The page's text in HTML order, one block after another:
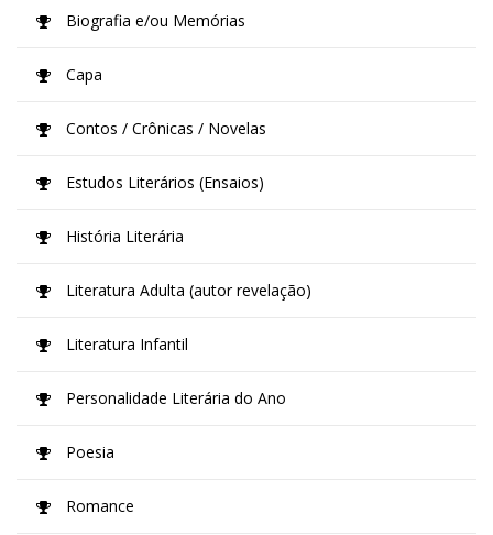
Biografia e/ou Memórias
Capa
Contos / Crônicas / Novelas
Estudos Literários (Ensaios)
História Literária
Literatura Adulta (autor revelação)
Literatura Infantil
Personalidade Literária do Ano
Poesia
Romance